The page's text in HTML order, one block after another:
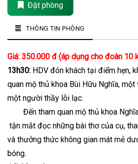
Đặt phòng
THÔNG TIN PHÒNG
Giá: 350.000 đ (áp dụng cho đoàn 10
13h30: HDV đón khách tại điểm hẹn,
quan mộ thủ khoa Bùi Hữu Nghĩa, một
một người thầy lỗi lạc.
Đến tham quan mộ thủ khoa
tận mắt đọc những bài thơ của cụ,
và thưởng thức không gian mát mẻ
bóng.